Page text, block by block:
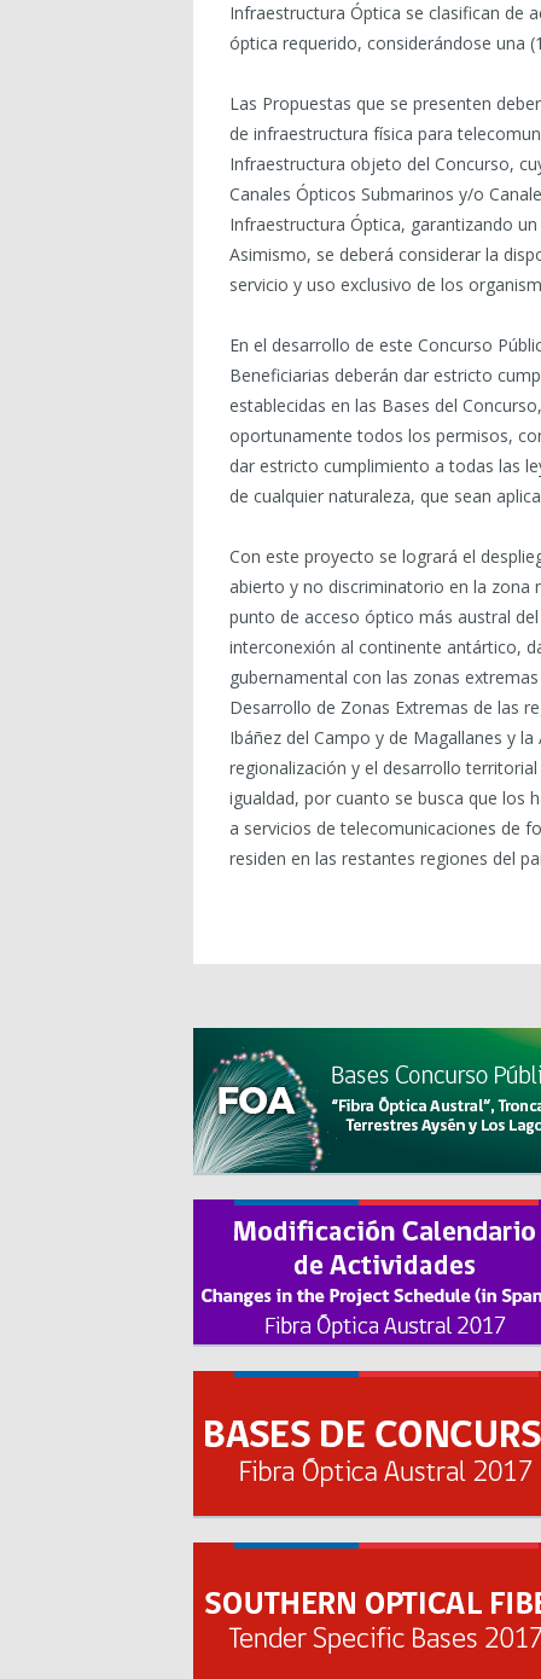
Infraestructura Óptica se clasifican de
óptica requerido, considerándose una
Las Propuestas que se presenten
de infraestructura física para
Infraestructura objeto del Concurso,
Canales Ópticos Submarinos y/o
Infraestructura Óptica, garantizando
Asimismo, se deberá considerar la
servicio y uso exclusivo de los
En el desarrollo de este Concurso
Beneficiarias deberán dar estricto
establecidas en las Bases del
oportunamente todos los permisos,
dar estricto cumplimiento a todas las
de cualquier naturaleza, que sean
Con este proyecto se logrará el
abierto y no discriminatorio en la zona
punto de acceso óptico más austral
interconexión al continente antártico,
gubernamental con las zonas
Desarrollo de Zonas Extremas de las
Ibáñez del Campo y de Magallanes y
regionalización y el desarrollo
igualdad, por cuanto se busca que los
a servicios de telecomunicaciones de
residen en las restantes regiones del